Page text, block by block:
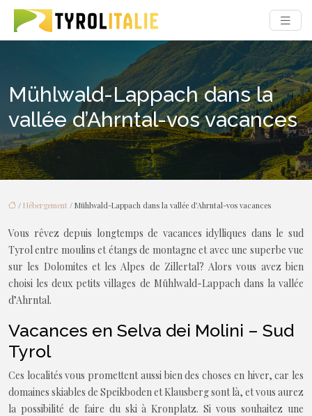
Mühlwald-Lappach dans la
vallée d’Ahrntal-vos vacances
/ Hébergement / Mühlwald-Lappach dans la vallée d’Ahrntal-vos vacances
Vous rêvez depuis longtemps de vacances idylliques dans le sud
Tyrol entre moulins et étangs de montagne et avec une superbe vue
sur les Dolomites et les Alpes de Zillertal? Alors vous avez bien
choisi les deux petits villages de Mühlwald-Lappach dans la vallée
d’Ahrntal.
Vacances en Selva dei Molini – Sud
Tyrol
Ces localités vous promettent aussi bien des choses en hiver, car les
domaines skiables de Speikboden et Klausberg sont là, et vous aurez
la possibilité de faire du ski à Kronplatz. Si vous souhaitez une